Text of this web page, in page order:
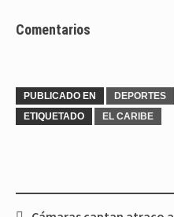
Comentarios
PUBLICADO EN
DEPORTES
ETIQUETADO
EL CARIBE